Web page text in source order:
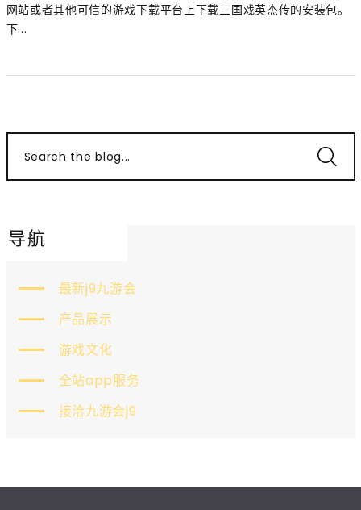
网站或者其他可信的游戏下载平台上下载三国戏英杰传的安装包。
下...
Search the blog...
导航
最新j9九游会
产品展示
游戏文化
全站app服务
接洽九游会j9